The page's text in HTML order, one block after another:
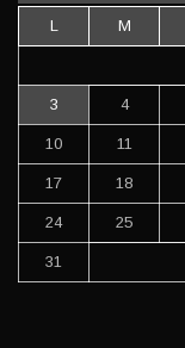
L M
3 4
10 11
17 18
24 25
31